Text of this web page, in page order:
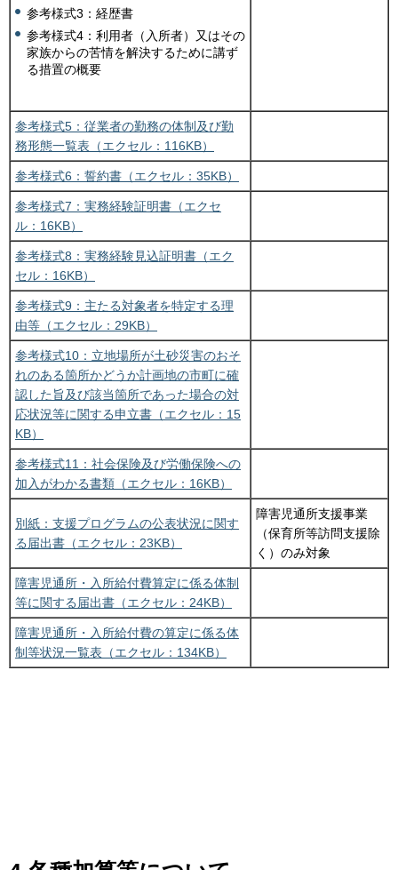
参考様式3：経歴書
参考様式4：利用者（入所者）又はその
家族からの苦情を解決するために講ず
る措置の概要
参考様式5：従業者の勤務の体制及び勤
務形態一覧表（エクセル：116KB）
参考様式6：誓約書（エクセル：35KB）
参考様式7：実務経験証明書（エクセ
ル：16KB）
参考様式8：実務経験見込証明書（エク
セル：16KB）
参考様式9：主たる対象者を特定する理
由等（エクセル：29KB）
参考様式10：立地場所が土砂災害のおそ
れのある箇所かどうか計画地の市町に確
認した旨及び該当箇所であった場合の対
応状況等に関する申立書（エクセル：15
KB）
参考様式11：社会保険及び労働保険への
加入がわかる書類（エクセル：16KB）
別紙：支援プログラムの公表状況に関す
る届出書（エクセル：23KB）
障害児通所支援事業
（保育所等訪問支援除
く）のみ対象
障害児通所・入所給付費算定に係る体制
等に関する届出書（エクセル：24KB）
障害児通所・入所給付費の算定に係る体
制等状況一覧表（エクセル：134KB）